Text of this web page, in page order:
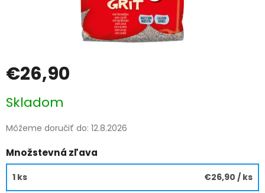
€26,90
cena:
Skladom
Môžeme doručiť do: 12.8.2026
Množstevná zľava
1 ks €26,90 / ks